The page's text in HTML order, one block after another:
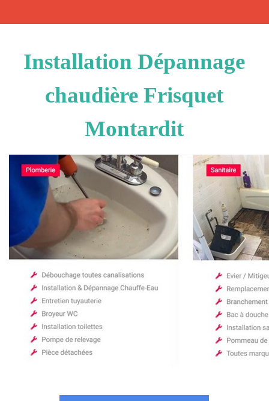
Installation Dépannage
chaudière Frisquet
Montardit